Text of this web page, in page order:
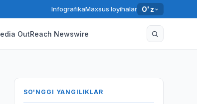
InfografikaMaxsus loyihalar O'z
OutReach Newswire
SO'NGGI YANGILIKLAR